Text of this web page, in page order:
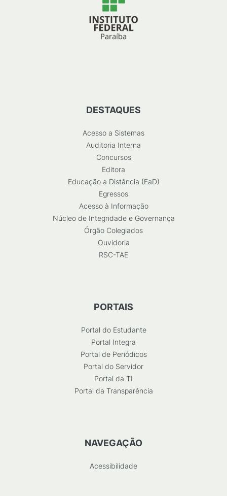
DESTAQUES
Acesso a Sistemas
Auditoria Interna
Concursos
Editora
Educação a Distância (EaD)
Egressos
Acesso à Informação
Núcleo de Integridade e Governança
Órgão Colegiados
Ouvidoria
RSC-TAE
PORTAIS
Portal do Estudante
Portal Integra
Portal de Periódicos
Portal do Servidor
Portal da TI
Portal da Transparência
NAVEGAÇÃO
Acessibilidade